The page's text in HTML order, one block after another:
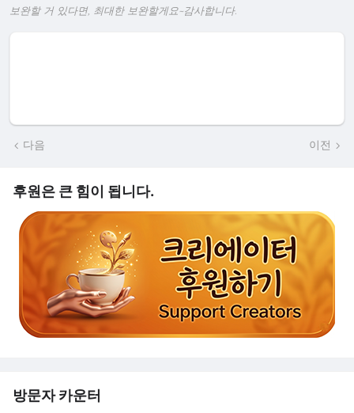
보완할 거 있다면, 최대한 보완할게요~감사합니다.
다음 이전
후원은 큰 힘이 됩니다.
방문자 카운터